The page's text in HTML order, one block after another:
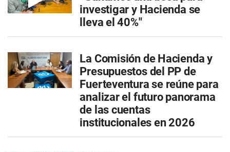
investigar y Hacienda se
lleva el 40%"
La Comisión de Hacienda y
Presupuestos del PP de
Fuerteventura se reúne para
analizar el futuro panorama
de las cuentas
institucionales en 2026